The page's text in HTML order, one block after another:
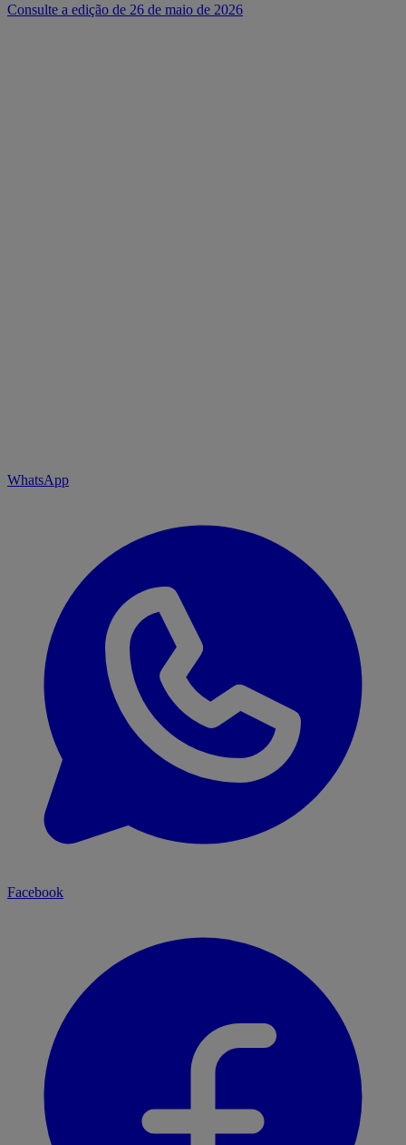
Consulte a edição de 26 de maio de 2026
WhatsApp
Facebook